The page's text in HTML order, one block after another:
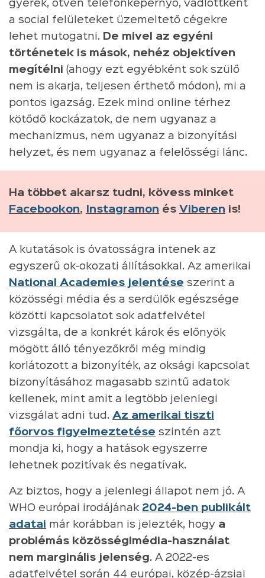
gyerek, ötven telefonképernyő, vádlottként
a social felületeket üzemeltető cégekre
lehet mutogatni. De mivel az egyéni
történetek is mások, nehéz objektíven
megítélni (ahogy ezt egyébként sok szülő
nem is akarja, teljesen érthető módon), mi a
pontos igazság. Ezek mind online térhez
kötődő kockázatok, de nem ugyanaz a
mechanizmus, nem ugyanaz a bizonyítási
helyzet, és nem ugyanaz a felelősségi lánc.
Ha többet akarsz tudni, kövess minket
Facebookon, Instagramon és Viberen is!
A kutatások is óvatosságra intenek az
egyszerű ok-okozati állításokkal. Az amerikai
National Academies jelentése szerint a
közösségi média és a serdülők egészsége
közötti kapcsolatot sok adatfelvétel
vizsgálta, de a konkrét károk és előnyök
mögött álló tényezőkről még mindig
korlátozott a bizonyíték, az oksági kapcsolat
bizonyításához magasabb szintű adatok
kellenek, mint amit a legtöbb jelenlegi
vizsgálat adni tud. Az amerikai tiszti
főorvos figyelmeztetése szintén azt
mondja ki, hogy a hatások egyszerre
lehetnek pozitívak és negatívak.
Az biztos, hogy a jelenlegi állapot nem jó. A
WHO európai irodájának 2024-ben publikált
adatai már korábban is jelezték, hogy a
problémás közösségimédia-használat
nem marginális jelenség. A 2022-es
adatfelvétel során 44 európai, közép-ázsiai